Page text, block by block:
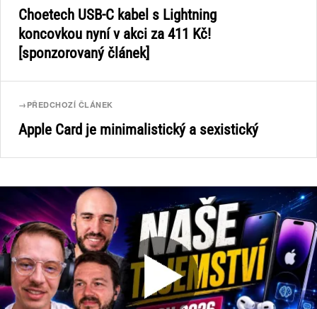
Choetech USB-C kabel s Lightning
koncovkou nyní v akci za 411 Kč!
[sponzorovaný článek]
→ PŘEDCHOZÍ ČLÁNEK
Apple Card je minimalistický a sexistický